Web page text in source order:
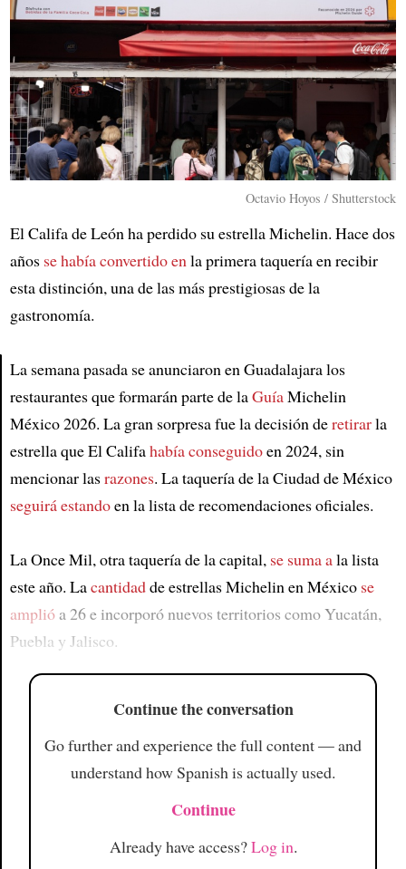
Article
Octavio Hoyos / Shutterstock
El Califa de León ha perdido su estrella Michelin. Hace dos
años se había convertido en la primera taquería en recibir
esta distinción, una de las más prestigiosas de la
gastronomía.
La semana pasada se anunciaron en Guadalajara los
restaurantes que formarán parte de laGuíaMichelin
México 2026. La gran sorpresa fue la decisión deretirarla
estrella que El Califahabía conseguidoen 2024, sin
mencionar lasrazones. La taquería de la Ciudad de México
seguirá estandoen la lista de recomendaciones oficiales.
La Once Mil, otra taquería de la capital, se suma ala lista
este año. Lacantidadde estrellas Michelin en México se
amplióa 26 e incorporó nuevos territorios como Yucatán,
Puebla y Jalisco.
Continue the conversation
Go further and experience the full content — and
understand how Spanish is actually used.
Continue
Already have access?Log in.